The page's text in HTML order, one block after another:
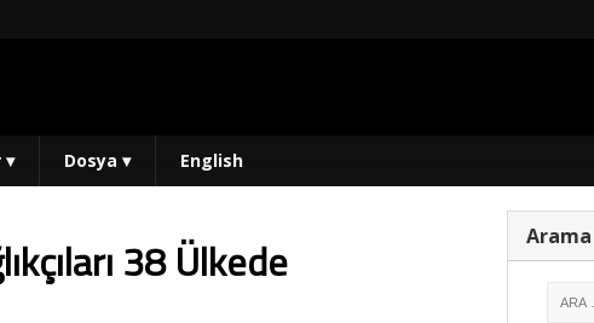
▾ Dosya ▾ English
38 Ülkede
Arama